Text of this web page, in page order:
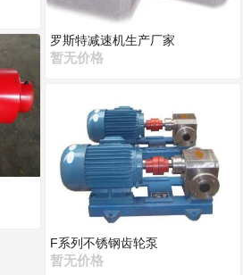
罗斯特减速机生产厂家
暂无价格
F系列不锈钢齿轮泵
暂无价格